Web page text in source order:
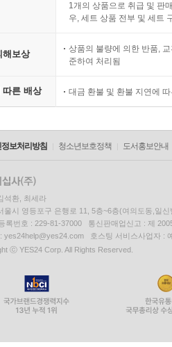
1개의 상품으로 취급 및 판
우, 세트 상품 전부 및 세트
해보상
상품의 불량에 의한 반품,
준하여 처리됨
따른 배상 대금 환불 및 환불 지연에
보처리방침 청소년보호정책 도서홍보안내
석환, 최세라
울시 영등포구 은행로 11, 5층~6층(여의도동,일신
록번호 : 229-81-37000 통신판매업신고 : 제
yes24help@yes24.com 호스팅 서비스사업자 :
ⓒ YES24 Corp. All Rights Reserved.